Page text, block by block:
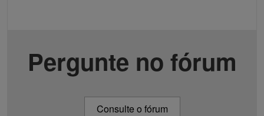
Pergunte no fórum
Consulte o fórum